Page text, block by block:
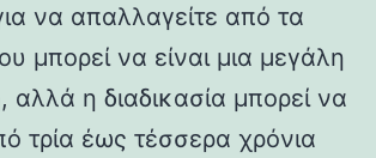
να απαλλαγείτε από τα
μπορεί να είναι μια μεγάλη
η διαδικασία μπορεί να
τρία έως τέσσερα χρόνια